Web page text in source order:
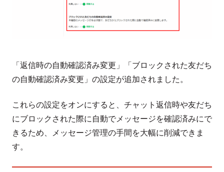
「返信時の自動確認済み変更」「ブロックされた友だち
の自動確認済み変更」の設定が追加されました。
これらの設定をオンにすると、チャット返信時や友だち
にブロックされた際に自動でメッセージを確認済みにで
きるため、メッセージ管理の手間を大幅に削減できま
す。